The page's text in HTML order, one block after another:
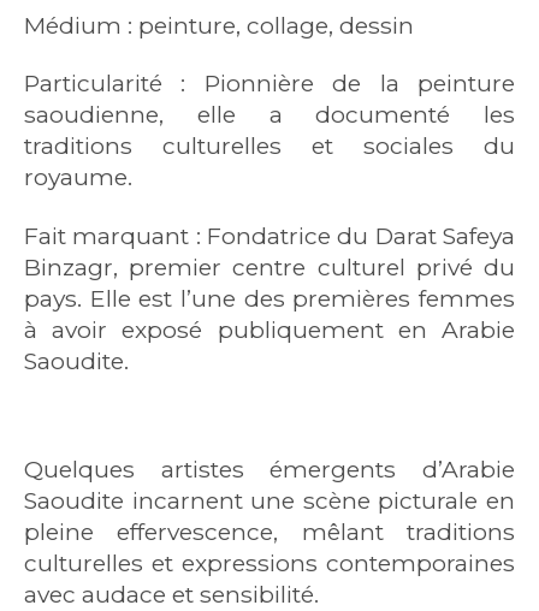
Médium : peinture, collage, dessin
Particularité : Pionnière de la peinture
saoudienne, elle a documenté les
traditions culturelles et sociales du
royaume.
Fait marquant : Fondatrice du Darat Safeya
Binzagr, premier centre culturel privé du
pays. Elle est l’une des premières femmes
à avoir exposé publiquement en Arabie
Saoudite.
Quelques artistes émergents d’Arabie
Saoudite incarnent une scène picturale en
pleine effervescence, mêlant traditions
culturelles et expressions contemporaines
avec audace et sensibilité.